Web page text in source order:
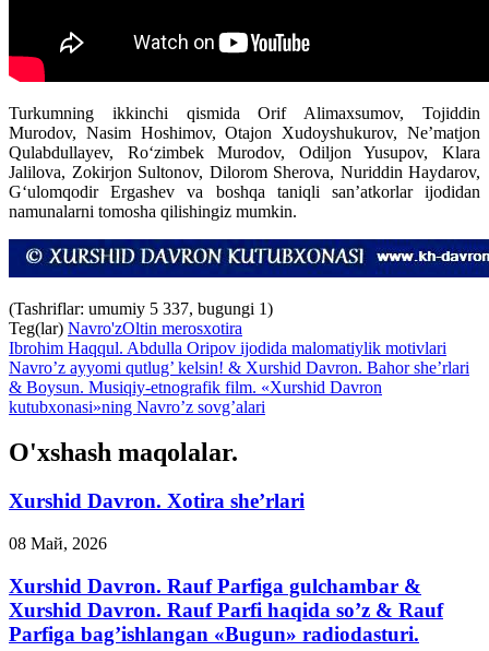
Turkumning ikkinchi qismida Orif Alimaxsumov, Tojiddin
Murodov, Nasim Hoshimov, Otajon Xudoyshukurov, Ne’matjon
Qulabdullayev, Ro‘zimbek Murodov, Odiljon Yusupov, Klara
Jalilova, Zokirjon Sultonov, Dilorom Sherova, Nuriddin Haydarov,
G‘ulomqodir Ergashev va boshqa taniqli san’atkorlar ijodidan
namunalarni tomosha qilishingiz mumkin.
(Tashriflar: umumiy 5 337, bugungi 1)
Teg(lar) Navro'zOltin merosxotira
Ibrohim Haqqul. Abdulla Oripov ijodida malomatiylik motivlari
Navro’z ayyomi qutlug’ kelsin! & Xurshid Davron. Bahor she’rlari
& Boysun. Musiqiy-etnografik film. «Xurshid Davron
kutubxonasi»ning Navro’z sovg’alari
O'xshash maqolalar.
Xurshid Davron. Xotira she’rlari
08 Май, 2026
Xurshid Davron. Rauf Parfiga gulchambar &
Xurshid Davron. Rauf Parfi haqida so’z & Rauf
Parfiga bag’ishlangan «Bugun» radiodasturi.